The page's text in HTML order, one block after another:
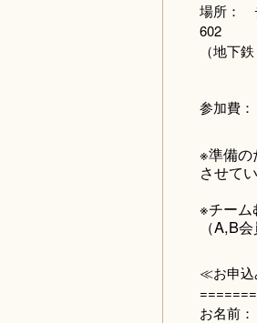
場所：
602
（地下
参加費
※準備の
させて
※チーム
（A,B
≪お申
お名前：